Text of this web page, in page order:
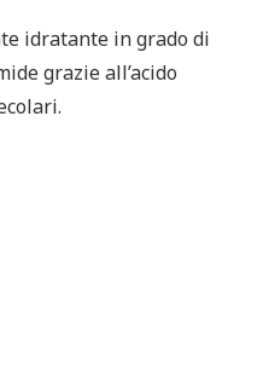
idratante in grado di
grazie all’acido